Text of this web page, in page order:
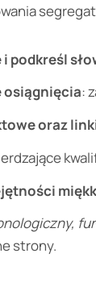
podkreśl
osiągnięcia:
oraz
strony.